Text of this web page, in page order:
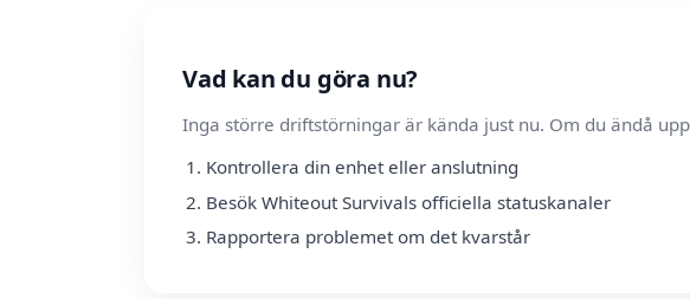
Vad kan du göra nu?
Inga större driftstörningar är kända just nu. Om du ändå
Kontrollera din enhet eller anslutning
Besök Whiteout Survivals officiella statuskanaler
Rapportera problemet om det kvarstår